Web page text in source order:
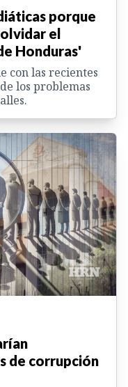
porque
el
Honduras'
con las recientes
los problemas
de corrupción